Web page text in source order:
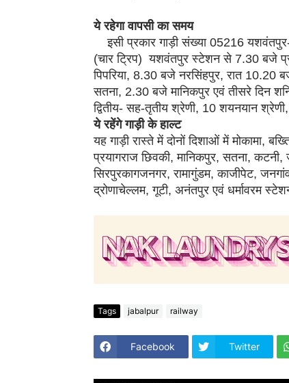
ये रहेगा वापसी का समय
इसी प्रकार गाड़ी संख्या 05216
(चार ट्रिप) यशवंतपुर स्टेशन से 7.30 बजे
पिपरिया, 8.30 बजे नरसिंहपुर, रात
सतना, 2.30 बजे मानिकपुर एवं तीसरे दिन
द्वितीय- सह-तृतीय श्रेणी, 10 शयनयान
ये रहेंगे गाड़ी के हाल्ट
यह गाड़ी रास्ते में दोनों दिशाओं में मोकामा,
प्रयागराज छिवकी, मानिकपुर, सतना, कटनी,
सिरपुरकागजनगर, रामागुंडम, काजीपेट,
द्रोणाचेल्लम, गूटी, अनंतपुर एवं धर्मावरम
Tags jabalpur railway
Facebook Twitter